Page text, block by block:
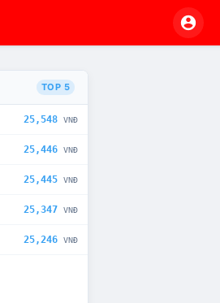
TOP 5
25,548 VNĐ
25,446 VNĐ
25,445 VNĐ
25,347 VNĐ
25,246 VNĐ